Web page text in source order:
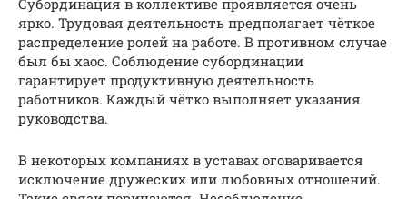
ярко. Трудовая деятельность предполагает чёткое
распределение ролей на работе. В противном случае
был бы хаос. Соблюдение субординации
гарантирует продуктивную деятельность
работников. Каждый чётко выполняет указания
руководства.
В некоторых компаниях в уставах оговаривается
исключение дружеских или любовных отношений.